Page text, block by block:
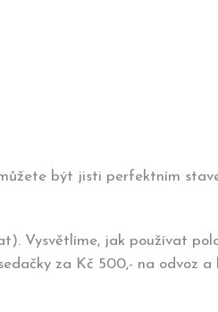
být jisti perfektním
Vysvětlíme, jak používat
za Kč 500,- na odvoz a